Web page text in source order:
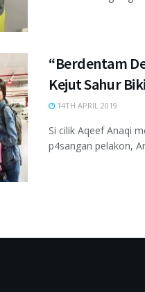
“Berdentam
Kejut Sahur
14TH APRIL 2019
Si cilik Aqeef Anaqi
p4sangan pelakon,